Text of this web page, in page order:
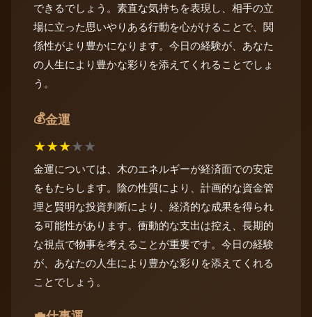
できるでしょう。素直な気持ちを表現し、相手の立
場に立った思いやりある行動を心がけることで、関
係性がより豊かになります。今日の経験が、あなた
の人生により豊かな彩りを添えてくれることでしょ
う。
💰金運
★★★★★
金運については、木のエネルギーが経済面での安定
をもたらします。陰の性質により、計画的な資金管
理と賢明な投資判断により、経済的な成果を得られ
る可能性があります。衝動的な支出は控え、長期的
な視点で物事を考えることが重要です。今日の経験
が、あなたの人生により豊かな彩りを添えてくれる
ことでしょう。